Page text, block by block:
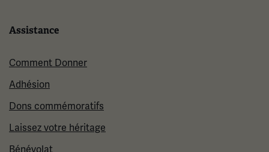
Assistance
Comment Donner
Adhésion
Dons commémoratifs
Laissez votre héritage
Bénévolat